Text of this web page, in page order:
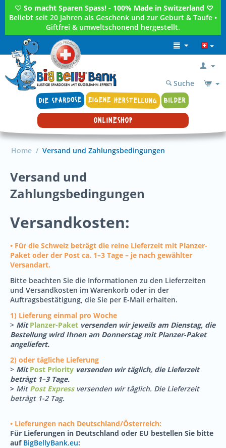
♡ So macht Sparen Spass! - 100% Made in Switzerland ♡
Beliebt seit 20 Jahren als Geschenk und zur Geburt & Taufe •
Giftfrei & umweltschonend hergestellt.
DIE SPARDOSE EIGENE HERSTELLUNG BILDER
Suche
ONLINESHOP
Home / Versand und Zahlungsbedingungen
Versand und
Zahlungsbedingungen
Versandkosten:
• Für die Schweiz beträgt die reine Lieferzeit mit Planzer-
Paket oder der Post ca. 1–3 Tage – je nach gewählter
Versandart.
Bitte beachten Sie die Informationen zu den Lieferzeiten
und Versandkosten im Warenkorb oder in der
Auftragsbestätigung, die Sie per E-Mail erhalten.
1) Lieferung einmal pro Woche
> MitPlanzer-Paket versenden wir jeweils am Dienstag, die
Bestellung wird Ihnen am Donnerstag mit Planzer-Paket
angeliefert.
2) oder tägliche Lieferung
> MitPost Priority versenden wir täglich, dieLieferzeit
beträgt 1–3 Tage.
> Mit Post Expressversenden wir täglich. Die Lieferzeit
beträgt 1-2 Tag.
• Lieferungen nach Deutschland/Österreich:
Für Lieferungen in Deutschland oder EU bestellen Sie bitte
auf BigBellyBank.eu: